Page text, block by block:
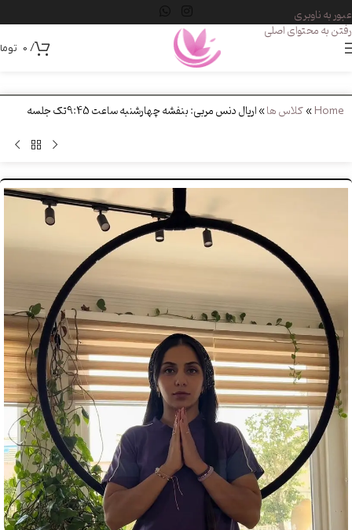
عبور به ناوبری
رفتن به محتوای اصلی
/
0
Home
»کلاس ها»اریال دنس مربی: بنفشه چهارشنبه ساعت 9:45تک جلسه